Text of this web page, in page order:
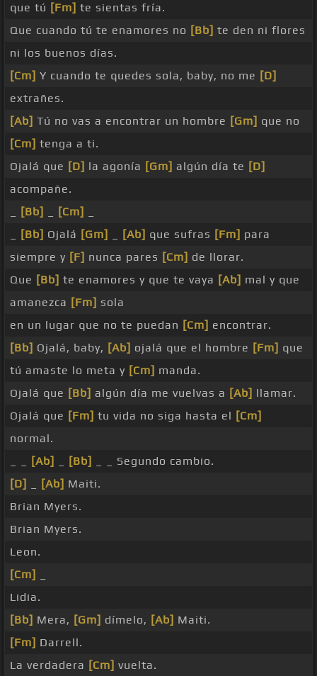
que tú [Fm] te sientas fría.
Que cuando tú te enamores no [Bb] te den ni flores
ni los buenos días.
[Cm] Y cuando te quedes sola, baby, no me [D]
extrañes.
[Ab] Tú no vas a encontrar un hombre [Gm] que no
[Cm] tenga a ti.
Ojalá que [D] la agonía [Gm] algún día te [D]
acompañe.
[Bb] [Cm]
[Bb] Ojalá [Gm] [Ab] que sufras [Fm] para
siempre y [F] nunca pares [Cm] de llorar.
Que [Bb] te enamores y que te vaya [Ab] mal y que
amanezca [Fm] sola
en un lugar que no te puedan [Cm] encontrar.
[Bb] Ojalá, baby, [Ab] ojalá que el hombre [Fm] que
tú amaste lo meta y [Cm] manda.
Ojalá que [Bb] algún día me vuelvas a [Ab] llamar.
Ojalá que [Fm] tu vida no siga hasta el [Cm]
normal.
[Ab] [Bb]
_ _ Segundo cambio.
[D]
[Ab] Maiti.
Brian Myers.
Brian Myers.
Leon.
[Cm]
Lidia.
[Bb] Mera, [Gm] dímelo, [Ab] Maiti.
[Fm] Darrell.
La verdadera [Cm] vuelta.